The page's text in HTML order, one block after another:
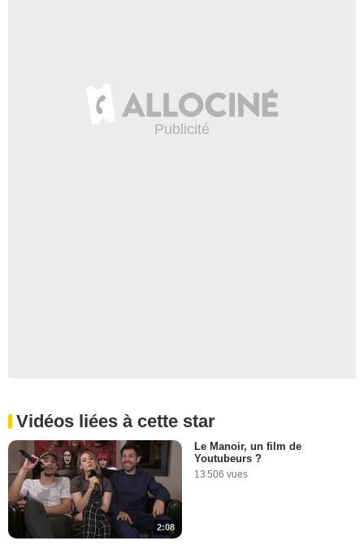
Vidéos liées à cette star
2:08
Le Manoir, un film de
Youtubeurs ?
13 506 vues